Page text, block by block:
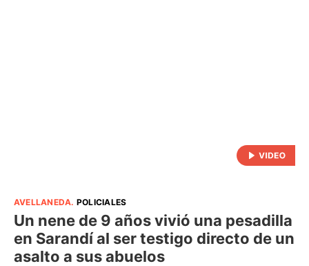
AVELLANEDA. POLICIALES
Un nene de 9 años vivió una pesadilla
en Sarandí al ser testigo directo de un
asalto a sus abuelos